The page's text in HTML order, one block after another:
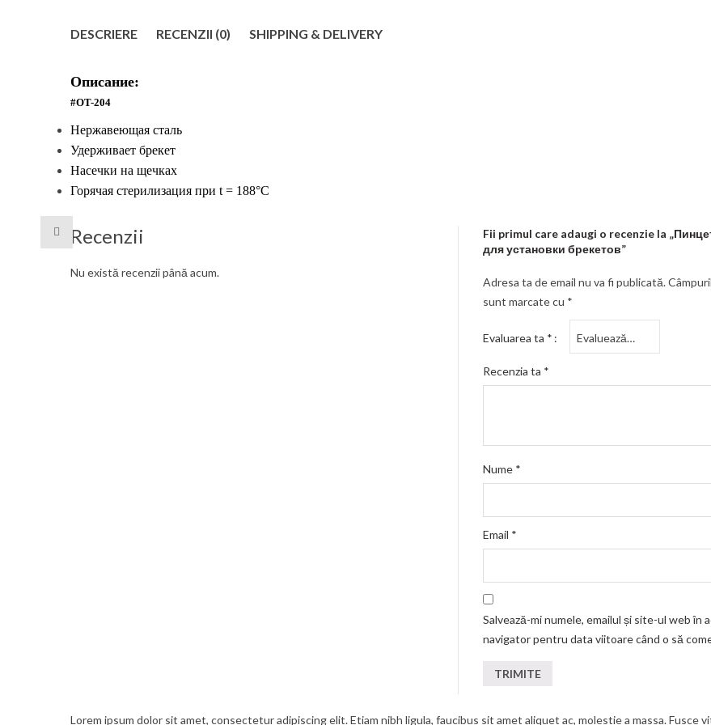
DESCRIERE RECENZII (0) SHIPPING & DELIVERY
Описание:
#OT-204
Нержавеющая сталь
Удерживает брекет
Насечки на щечках
Горячая стерилизация при t = 188°C
Recenzii
Nu există recenzii până acum.
Fii primul care adaugi o recenzie la
для установки брекетов”
Adresa ta de email nu va fi publicată.
sunt marcate cu *
Evaluarea ta *
Recenzia ta *
Nume *
Email *
Salvează-mi numele, emailul și site-ul web în
navigator pentru data viitoare când o să
Lorem ipsum dolor sit amet, consectetur adipiscing elit. Etiam nibh ligula, faucibus sit amet aliquet ac, molestie a massa. Fusce
DK845